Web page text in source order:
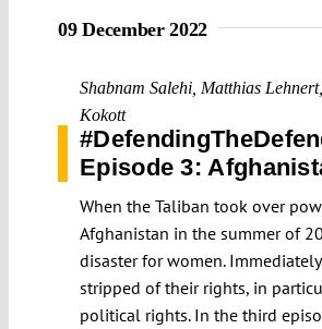
09 December 2022
Shabnam Salehi Matthias Lehnert,
Kokott
Episode 3:
When the Taliban took over
Afghanistan in the summer of
disaster for women.
stripped of their rights, in
political rights. In the third